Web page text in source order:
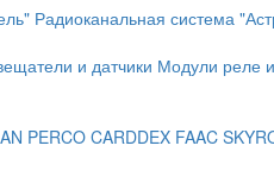
Радиоканальная система
и датчики Модули реле
PERCO CARDDEX FAAC